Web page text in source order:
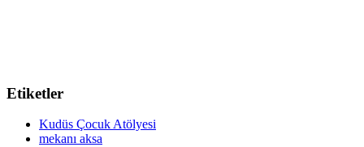
Etiketler
Kudüs Çocuk Atölyesi
mekanı aksa